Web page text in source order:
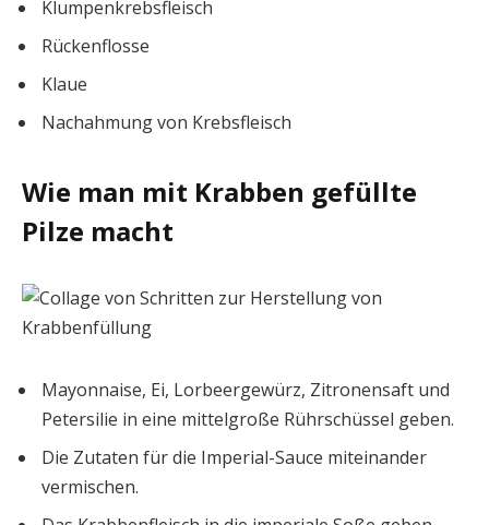
Klumpenkrebsfleisch
Rückenflosse
Klaue
Nachahmung von Krebsfleisch
Wie man mit Krabben gefüllte
Pilze macht
Mayonnaise, Ei, Lorbeergewürz, Zitronensaft und
Petersilie in eine mittelgroße Rührschüssel geben.
Die Zutaten für die Imperial-Sauce miteinander
vermischen.